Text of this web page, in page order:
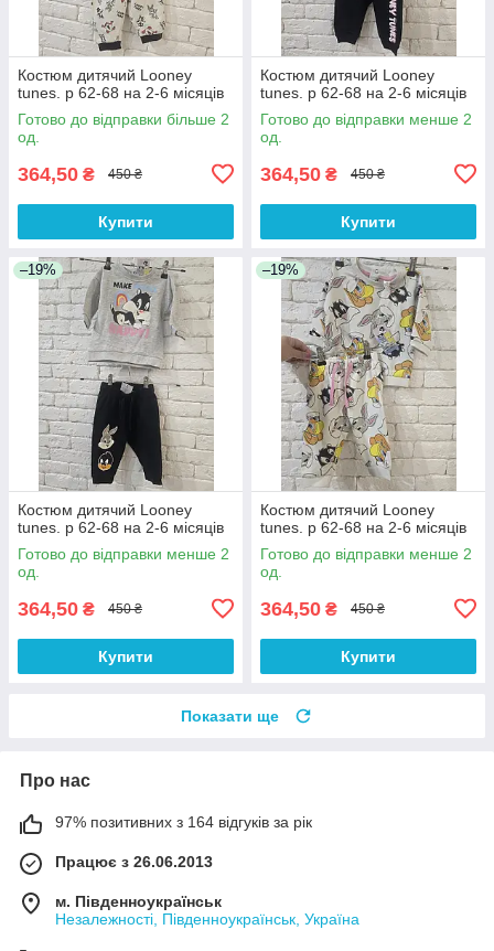
Костюм дитячий Looney
tunes. р 62-68 на 2-6 місяців
Готово до відправки більше 2
од.
364,50 ₴ 450 ₴
Купити
Костюм дитячий Looney
tunes. р 62-68 на 2-6 місяців
Готово до відправки менше 2
од.
364,50 ₴ 450 ₴
Купити
–19%
Костюм дитячий Looney
tunes. р 62-68 на 2-6 місяців
Готово до відправки менше 2
од.
364,50 ₴ 450 ₴
Купити
–19%
Костюм дитячий Looney
tunes. р 62-68 на 2-6 місяців
Готово до відправки менше 2
од.
364,50 ₴ 450 ₴
Купити
Показати ще
Про нас
97% позитивних з 164 відгуків за рік
Працює з 26.06.2013
м. Південноукраїнськ
Незалежності, Південноукраїнськ, Україна